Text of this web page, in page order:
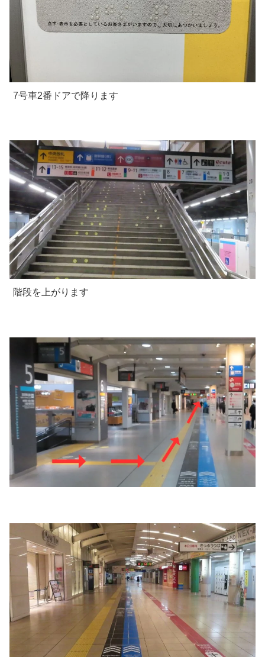
7号車2番ドアで降ります
階段を上がります